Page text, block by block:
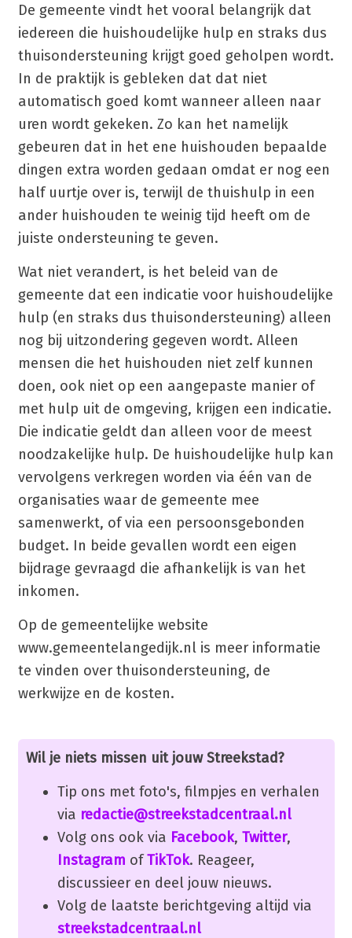
De gemeente vindt het vooral belangrijk dat
iedereen die huishoudelijke hulp en straks dus
thuisondersteuning krijgt goed geholpen wordt.
In de praktijk is gebleken dat dat niet
automatisch goed komt wanneer alleen naar
uren wordt gekeken. Zo kan het namelijk
gebeuren dat in het ene huishouden bepaalde
dingen extra worden gedaan omdat er nog een
half uurtje over is, terwijl de thuishulp in een
ander huishouden te weinig tijd heeft om de
juiste ondersteuning te geven.
Wat niet verandert, is het beleid van de
gemeente dat een indicatie voor huishoudelijke
hulp (en straks dus thuisondersteuning) alleen
nog bij uitzondering gegeven wordt. Alleen
mensen die het huishouden niet zelf kunnen
doen, ook niet op een aangepaste manier of
met hulp uit de omgeving, krijgen een indicatie.
Die indicatie geldt dan alleen voor de meest
noodzakelijke hulp. De huishoudelijke hulp kan
vervolgens verkregen worden via één van de
organisaties waar de gemeente mee
samenwerkt, of via een persoonsgebonden
budget. In beide gevallen wordt een eigen
bijdrage gevraagd die afhankelijk is van het
inkomen.
Op de gemeentelijke website
www.gemeentelangedijk.nl is meer informatie
te vinden over thuisondersteuning, de
werkwijze en de kosten.
Wil je niets missen uit jouw Streekstad?
Tip ons met foto's, filmpjes en verhalen
via redactie@streekstadcentraal.nl
Volg ons ook via Facebook, Twitter,
Instagram ofTikTok. Reageer,
discussieer en deel jouw nieuws.
Volg de laatste berichtgeving altijd via
streekstadcentraal.nl